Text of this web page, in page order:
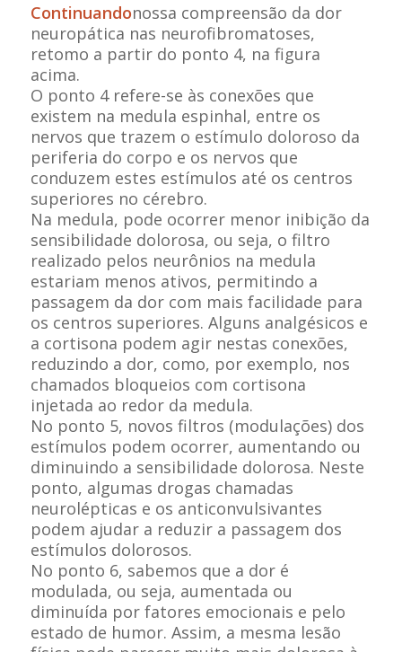
Continuandonossa compreensão da dor
neuropática nas neurofibromatoses,
retomo a partir do ponto 4, na figura
acima.
O ponto 4 refere-se às conexões que
existem na medula espinhal, entre os
nervos que trazem o estímulo doloroso da
periferia do corpo e os nervos que
conduzem estes estímulos até os centros
superiores no cérebro.
Na medula, pode ocorrer menor inibição da
sensibilidade dolorosa, ou seja, o filtro
realizado pelos neurônios na medula
estariam menos ativos, permitindo a
passagem da dor com mais facilidade para
os centros superiores. Alguns analgésicos e
a cortisona podem agir nestas conexões,
reduzindo a dor, como, por exemplo, nos
chamados bloqueios com cortisona
injetada ao redor da medula.
No ponto 5, novos filtros (modulações) dos
estímulos podem ocorrer, aumentando ou
diminuindo a sensibilidade dolorosa. Neste
ponto, algumas drogas chamadas
neurolépticas e os anticonvulsivantes
podem ajudar a reduzir a passagem dos
estímulos dolorosos.
No ponto 6, sabemos que a dor é
modulada, ou seja, aumentada ou
diminuída por fatores emocionais e pelo
estado de humor. Assim, a mesma lesão